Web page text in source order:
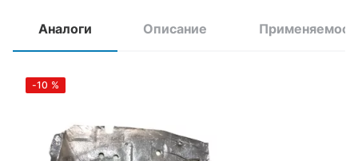
Аналоги Описание
-10 %